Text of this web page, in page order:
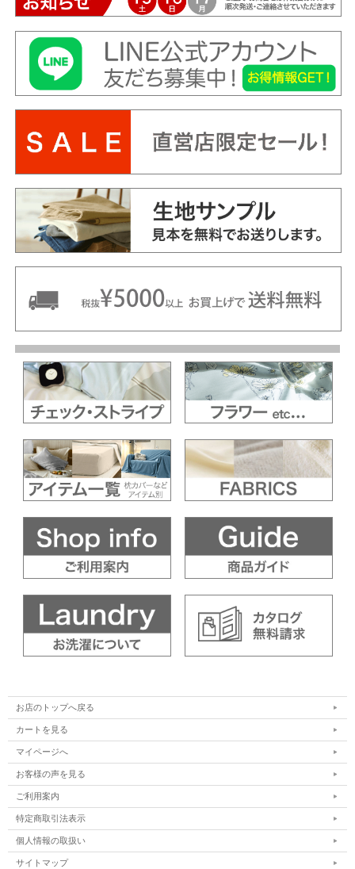
お店のトップへ戻る
カートを見る
マイページへ
お客様の声を見る
ご利用案内
特定商取引法表示
個人情報の取扱い
サイトマップ